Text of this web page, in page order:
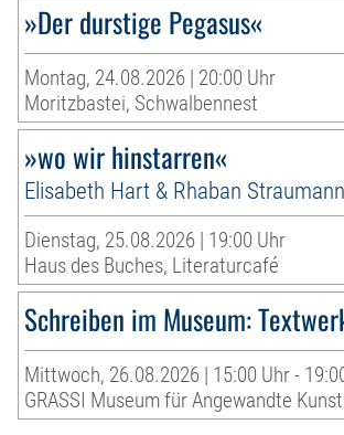
»Der durstige Pegasus«
Montag, 24.08.2026 | 20:00 Uhr
Moritzbastei, Schwalbennest
»wo wir hinstarren«
Elisabeth Hart & Rhaban Straumann
Dienstag, 25.08.2026 | 19:00 Uhr
Haus des Buches, Literaturcafé
Schreiben im Museum:
Mittwoch, 26.08.2026 | 15:00 Uhr -
GRASSI Museum für Angewandte Kunst